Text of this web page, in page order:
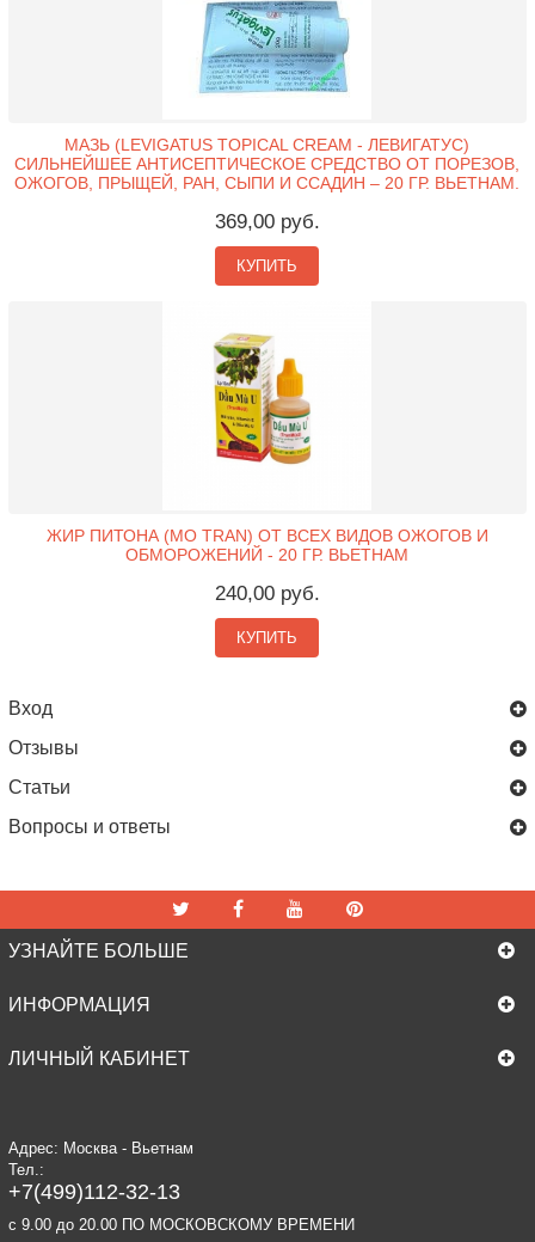
МАЗЬ (LEVIGATUS TOPICAL CREAM - ЛЕВИГАТУС)
СИЛЬНЕЙШЕЕ АНТИСЕПТИЧЕСКОЕ СРЕДСТВО ОТ ПОРЕЗОВ,
ОЖОГОВ, ПРЫЩЕЙ, РАН, СЫПИ И ССАДИН – 20 ГР. ВЬЕТНАМ.
369,00 руб.
КУПИТЬ
ЖИР ПИТОНА (MO TRAN) ОТ ВСЕХ ВИДОВ ОЖОГОВ И
ОБМОРОЖЕНИЙ - 20 ГР. ВЬЕТНАМ
240,00 руб.
КУПИТЬ
Вход
Отзывы
Статьи
Вопросы и ответы
УЗНАЙТЕ БОЛЬШЕ
ИНФОРМАЦИЯ
ЛИЧНЫЙ КАБИНЕТ
Адрес: Москва - Вьетнам
Тел.:
+7(499)112-32-13
c 9.00 до 20.00 ПО МОСКОВСКОМУ ВРЕМЕНИ